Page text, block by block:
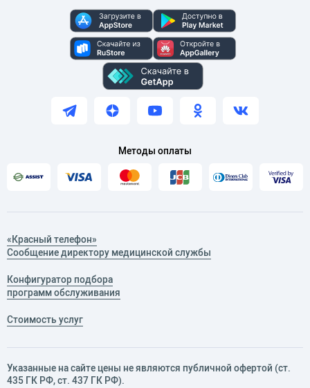
Методы оплаты
«Красный телефон»
Сообщение директору медицинской службы
Конфигуратор подбора
программ обслуживания
Стоимость услуг
Указанные на сайте цены не являются публичной офертой (ст.
435 ГК РФ, cт. 437 ГК РФ).